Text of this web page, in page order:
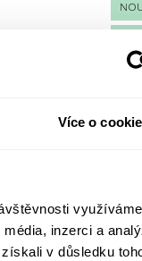
Více o
inzerci a
v důsledku